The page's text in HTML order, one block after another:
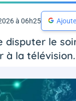
à 06h25
le
à la télévision.